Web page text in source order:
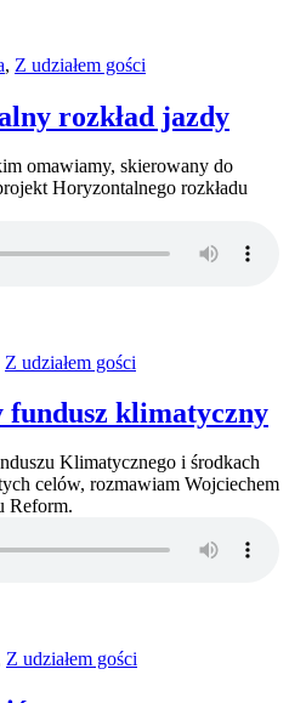
, Z udziałem gości
rozkład jazdy
omawiamy, skierowany do
Horyzontalnego rozkładu
Z udziałem gości
fundusz klimatyczny
Klimatycznego i środkach
celów, rozmawiam Wojciechem
Reform.
Z udziałem gości